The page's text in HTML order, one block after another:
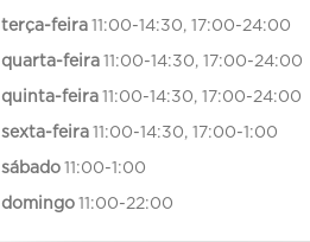
terça-feira 11:00-14:30, 17:00-24:00
quarta-feira 11:00-14:30, 17:00-24:00
quinta-feira 11:00-14:30, 17:00-24:00
sexta-feira 11:00-14:30, 17:00-1:00
sábado 11:00-1:00
domingo 11:00-22:00